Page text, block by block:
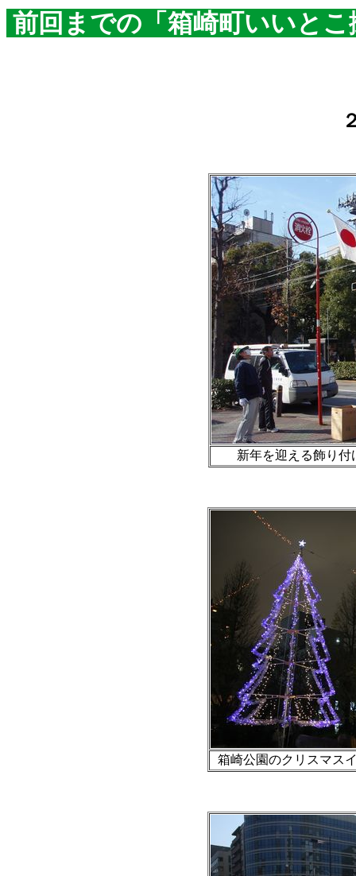
前回までの「箱崎町いいとこ
新年を迎える飾り付
箱崎公園のクリスマス